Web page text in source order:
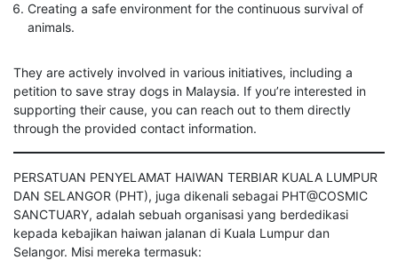
Creating a safe environment for the continuous survival of
animals.
They are actively involved in various initiatives, including a
petition to save stray dogs in Malaysia. If you’re interested in
supporting their cause, you can reach out to them directly
through the provided contact information.
PERSATUAN PENYELAMAT HAIWAN TERBIAR KUALA LUMPUR
DAN SELANGOR (PHT), juga dikenali sebagai PHT@COSMIC
SANCTUARY, adalah sebuah organisasi yang berdedikasi
kepada kebajikan haiwan jalanan di Kuala Lumpur dan
Selangor. Misi mereka termasuk: